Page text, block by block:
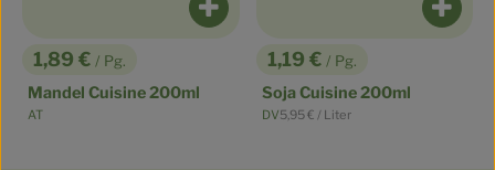
, Preis:
1,89 € / Pg.
Mandel Cuisine 200ml
, Herkunft:
AT
Produkt zum Warenkorb
, Preis:
1,19 € / Pg.
Soja Cuisine 200ml
, Herkunft:
DV, Referenzpreis:
5,95 € / Liter